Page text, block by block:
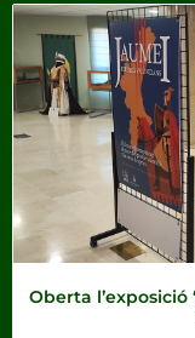
Oberta l’exposició